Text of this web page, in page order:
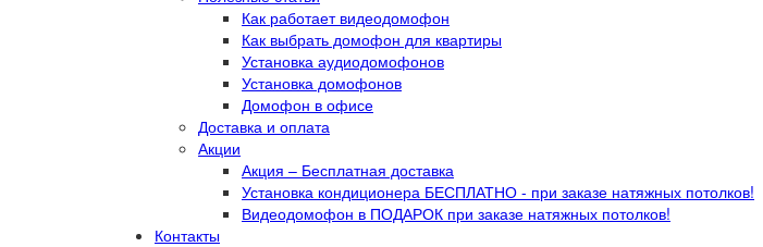
Как работает видеодомофон
Как выбрать домофон для квартиры
Установка аудиодомофонов
Установка домофонов
Домофон в офисе
Доставка и оплата
Акции
Акция – Бесплатная доставка
Установка кондиционера БЕСПЛАТНО - при заказе натяжных потолков!
Видеодомофон в ПОДАРОК при заказе натяжных потолков!
Контакты